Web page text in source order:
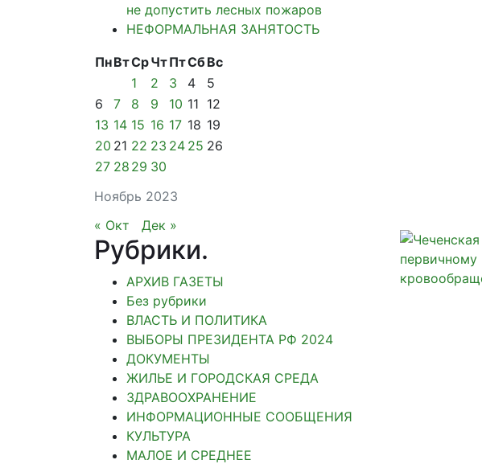
не допустить лесных пожаров
НЕФОРМАЛЬНАЯ ЗАНЯТОСТЬ
Ноябрь 2023
ПнВтСрЧтПтСбВс
1
2 3 4
5
6
7 8 9 10 11 12
13 14 15 16 17 18 19
20 21 22 23 24 25 26
27 28 29 30
« Окт Дек »
Рубрики.
АРХИВ ГАЗЕТЫ
Без рубрики
ВЛАСТЬ И ПОЛИТИКА
ВЫБОРЫ ПРЕЗИДЕНТА РФ 2024
ДОКУМЕНТЫ
ЖИЛЬЕ И ГОРОДСКАЯ СРЕДА
ЗДРАВООХРАНЕНИЕ
ИНФОРМАЦИОННЫЕ СООБЩЕНИЯ
КУЛЬТУРА
МАЛОЕ И СРЕДНЕЕ